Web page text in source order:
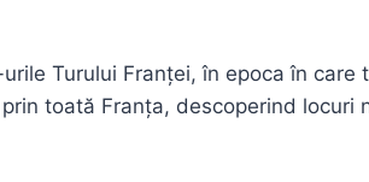
Turului Franței, în epoca în
toată Franța, descoperind locuri